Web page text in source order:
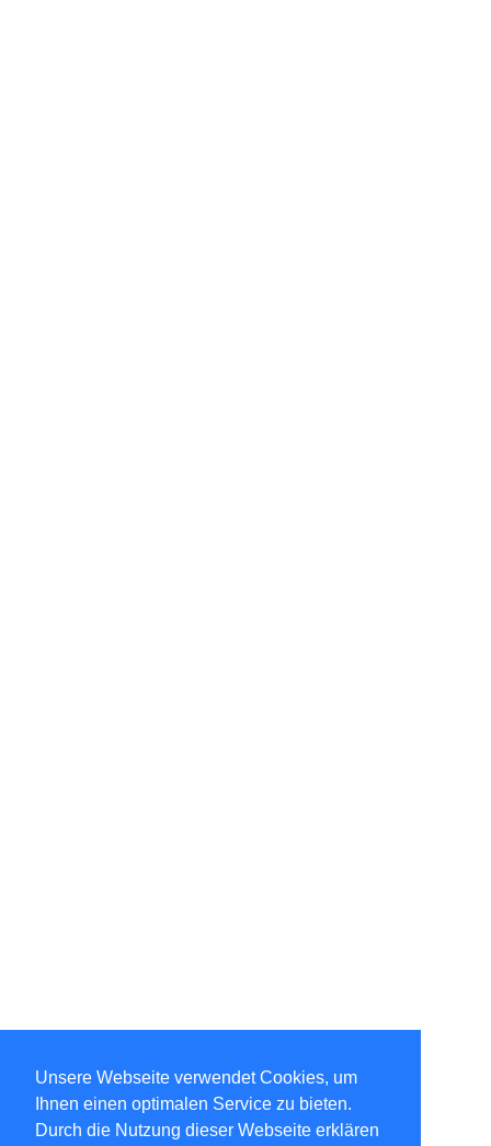
Unsere Webseite verwendet Cookies, um
Ihnen einen optimalen Service zu bieten.
Durch die Nutzung dieser Webseite erklären